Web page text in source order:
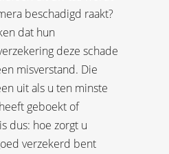
beschadigd raakt?
dat hun
deze schade
misverstand. Die
uit als u ten minste
geboekt of
dus: hoe zorgt u
verzekerd bent